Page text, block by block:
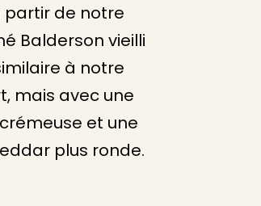
partir de notre
Balderson vieilli
à notre
mais avec une
et une
plus ronde.